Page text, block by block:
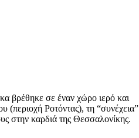
βρέθηκε σε έναν χώρο ιερό και
(περιοχή Ροτόντας), τη “συνέχεια”
στην καρδιά της Θεσσαλονίκης.